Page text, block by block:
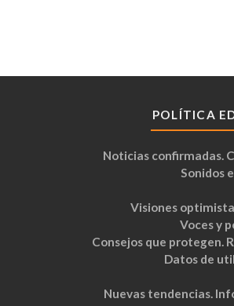
POLÍTICA
Noticias confirmadas.
Sonidos
Visiones
Voces y
Consejos que protegen.
Datos de
Nuevas tendencias.